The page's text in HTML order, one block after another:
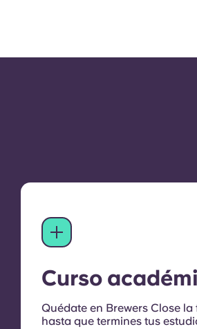
Curso
Quédate en Brewers Close
hasta que termines tus